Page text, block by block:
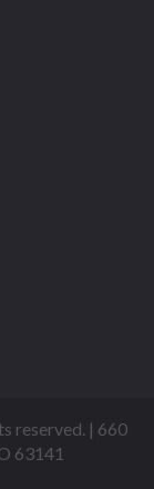
reserved. | 660
63141